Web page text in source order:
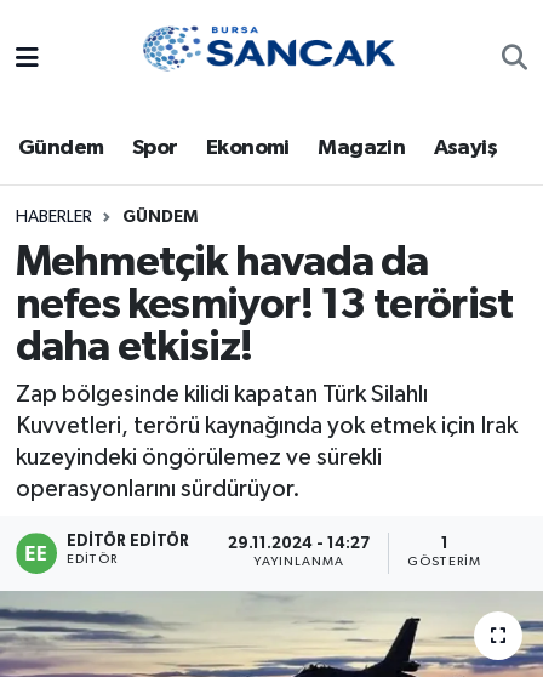
Gündem Spor Ekonomi Magazin Asayiş
HABERLER GÜNDEM
Mehmetçik havada da
nefes kesmiyor! 13 terörist
daha etkisiz!
Zap bölgesinde kilidi kapatan Türk Silahlı
Kuvvetleri, terörü kaynağında yok etmek için Irak
kuzeyindeki öngörülemez ve sürekli
operasyonlarını sürdürüyor.
EDITÖR EDITÖR
EDITÖR
29.11.2024 - 14:27
YAYINLANMA GÖSTERIM
Bursa
Dünya
Eğitim
Ekonomi
Genel
Gündem
Sağlık
Siyaset
Trafik Durumu
Süper Lig Puan Durumu ve Fikstür
Tüm Manşetler
Son Dakika Haberleri
Haber Arşivi